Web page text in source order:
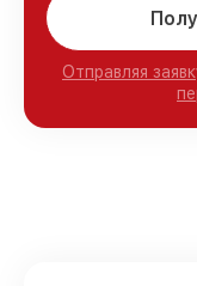
Отправляя